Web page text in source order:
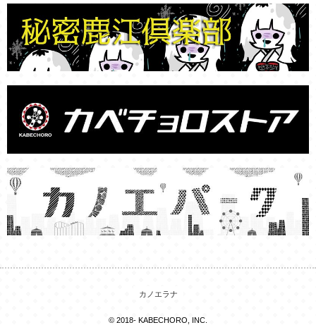
カノエラナ
© 2018- KABECHORO, INC.